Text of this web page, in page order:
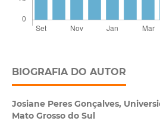
BIOGRAFIA DO AUTOR
Josiane Peres Gonçalves,
Mato Grosso do Sul